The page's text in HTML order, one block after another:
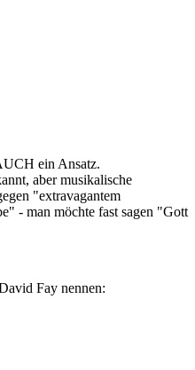
ein Ansatz.
aber musikalische
"extravagantem
- man möchte fast sagen "Gott
Fay nennen: